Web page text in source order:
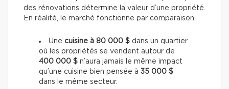
des rénovations détermine la valeur d’une propriété.
En réalité, le marché fonctionne par comparaison.
Une cuisine à 80 000 $ dans un quartier
où les propriétés se vendent autour de
400 000 $ n’aura jamais le même impact
qu’une cuisine bien pensée à 35 000 $
dans le même secteur.